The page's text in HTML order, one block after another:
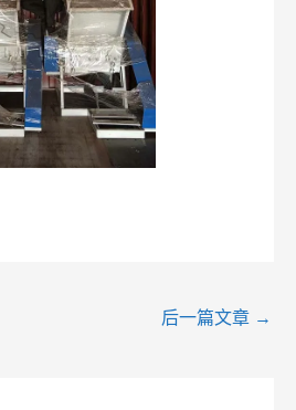
后一篇文章 →